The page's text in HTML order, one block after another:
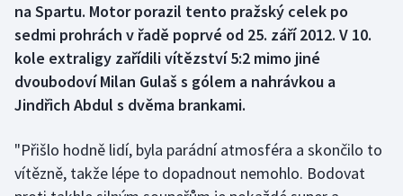
Box
Curling
Dostihy
Florbal
Futsal
na Spartu. Motor porazil tento pražský celek po
sedmi prohrách v řadě poprvé od 25. září 2012. V 10.
kole extraligy zařídili vítězství 5:2 mimo jiné
dvoubodoví Milan Gulaš s gólem a nahrávkou a
Jindřich Abdul s dvěma brankami.
"Přišlo hodně lidí, byla parádní atmosféra a skončilo to
vítězně, takže lépe to dopadnout nemohlo. Bodovat